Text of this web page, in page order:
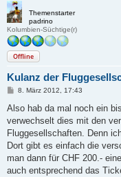
Themenstarter
padrino
Kolumbien-Süchtige(r)
Offline
Kulanz der
B
i
r
a
8. März 2012, 17:43
Also hab da mal noch ein
verwechselt dies mit den
Fluggesellschaften. Denn
Dort gibt es einfach die
man dann für CHF 200.-
auch entsprechend das